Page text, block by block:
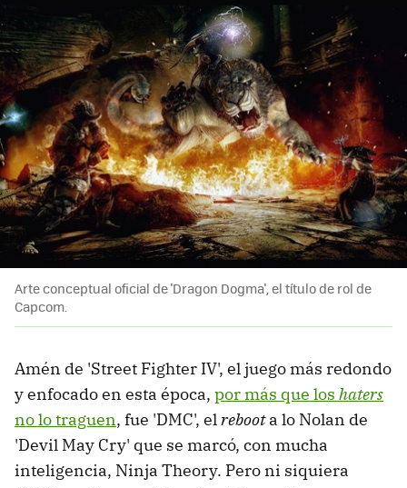
Arte conceptual oficial de 'Dragon Dogma', el título de rol de
Capcom.
Amén de 'Street Fighter IV', el juego más redondo
y enfocado en esta época, por más que los haters
no lo traguen, fue 'DMC', elreboota lo Nolan de
'Devil May Cry' que se marcó, con mucha
inteligencia, Ninja Theory. Pero ni siquiera